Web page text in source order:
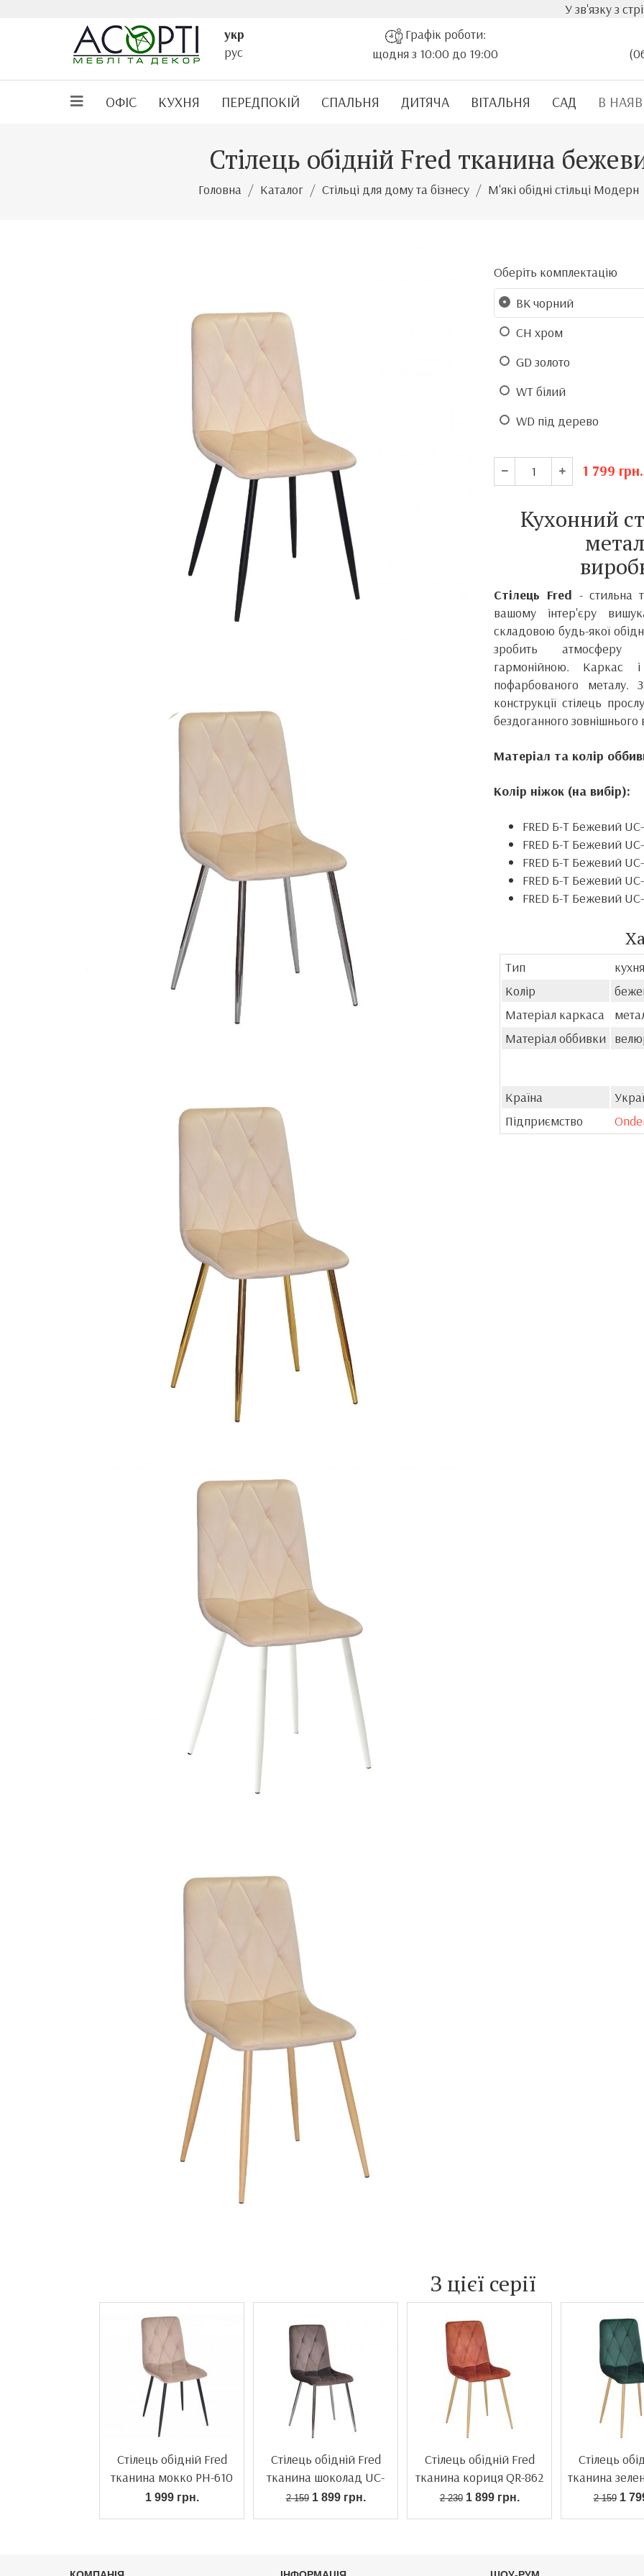
У зв'язку з стрімким
укр
рус
Графік роботи:
щодня з 10:00 до 19:00
ОФІС КУХНЯ ПЕРЕДПОКІЙ СПАЛЬНЯ ДИТЯЧА ВІТАЛЬНЯ САД В
Стілець обідній Fred тканина
Головна Каталог Стільці для дому та бізнесу М'які обідні стільці Модерн
Оберіть комплектацію
BK чорний
CH хром
GD золото
WT білий
WD під дерево
1 799 грн.
Кухонний
Стілець Fred - стильна
вашому інтер'єру
складовою будь-якої
зробить
гармонійною. Каркас
пофарбованого металу.
конструкції стілець
бездоганного зовнішнього
Матеріал та колір
Колір ніжок (на вибір):
FRED Б-Т Бежевий
FRED Б-Т Бежевий
FRED Б-Т Бежевий
FRED Б-Т Бежевий
FRED Б-Т Бежевий
Тип
Колір
Матеріал каркаса
Матеріал оббивки
Країна
Підприємство
З цієї серії
Стілець обідній Fred
тканина мокко PH-610
1 999 грн.
Стілець обідній Fred
тканина шоколад UC-
908
2 1591 899 грн.
Стілець обідній Fred
тканина кориця QR-862
2 2301 899 грн.
Стілець
тканина
2 1591